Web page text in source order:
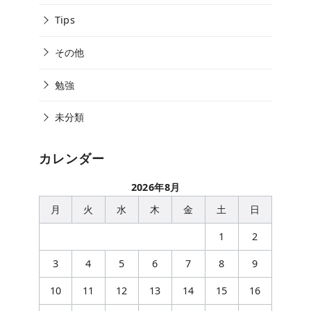
Tips
その他
勉強
未分類
カレンダー
2026年8月
月
火 水 木 金 土 日
1 2
3 4 5 6 7 8 9
10 11 12 13 14 15 16